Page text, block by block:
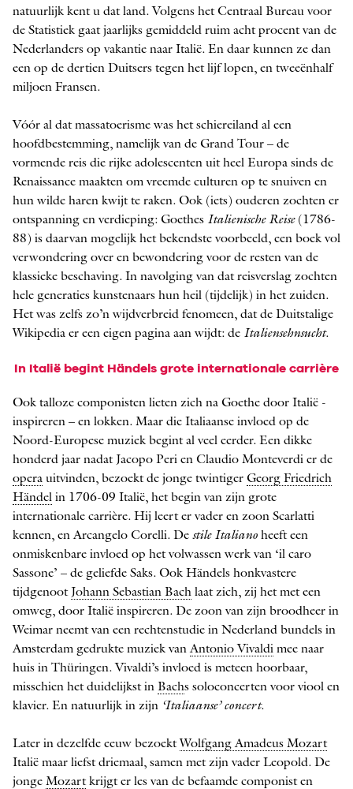
natuurlijk kent u dat land. Volgens het Centraal Bureau voor
de Statistiek gaat jaarlijks gemiddeld ruim acht procent van de
Nederlanders op vakantie naar Italië. En daar kunnen ze dan
een op de dertien Duitsers tegen het lijf lopen, en tweeënhalf
miljoen Fransen.
Vóór al dat massatoerisme was het schiereiland al een
hoofdbestemming, namelijk van de Grand Tour – de
vormende reis die rijke adolescenten uit heel Europa sinds de
Renaissance maakten om vreemde culturen op te snuiven en
hun wilde haren kwijt te raken. Ook (iets) ouderen zochten er
ontspanning en verdieping: Goethes Italienische Reise(1786-
88) is daarvan mogelijk het bekendste voorbeeld, een boek vol
verwondering over en bewondering voor de resten van de
klassieke beschaving. In navolging van dat reisverslag zochten
hele generaties kunstenaars hun heil (tijdelijk) in het zuiden.
Het was zelfs zo’n wijdverbreid fenomeen, dat de Duitstalige
­Wikipedia er een eigen pagina aan wijdt: de ­ Italiensehnsucht.
In Italië begint Händels grote internationale carrière
Ook talloze componisten lieten zich na Goethe door Italië ­
inspireren – en lokken. Maar die Italiaanse invloed op de
Noord-­Europese muziek begint al veel eerder. Een dikke
honderd jaar nadat Jacopo Peri en Claudio Monteverdi er de
opera uitvinden, bezoekt de jonge twintiger Georg Friedrich
Händel in 1706-09 Italië, het begin van zijn grote
internationale carrière. Hij leert er ­vader en zoon Scarlatti
kennen, en Arcangelo Corelli. De stile Italiano heeft een
onmiskenbare invloed op het volwassen werk van ‘il caro
Sassone’ – de geliefde Saks. Ook Händels honkvastere
tijdgenoot Johann Sebastian Bach laat zich, zij het met een
omweg, door Italië inspireren. De zoon van zijn broodheer in
Weimar neemt van een rechtenstudie in Nederland bundels in
Amsterdam gedrukte muziek vanAntonio Vivaldi mee naar
huis in Thüringen. Vivaldi’s invloed is meteen hoorbaar,
misschien het duidelijkst in Bachs soloconcerten voor viool en
klavier. En natuurlijk in zijn ‘Italiaanse’ concert.
Later in dezelfde eeuw bezoekt Wolfgang Amadeus Mozart
Italië maar liefst driemaal, samen met zijn vader Leopold. De
jonge Mozartkrijgt er les van de befaamde componist en